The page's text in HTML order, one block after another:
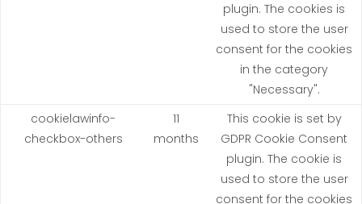
plugin. The cookies is
used to store the user
consent for the cookies
in the category
"Necessary".
cookielawinfo-
checkbox-others
11
months
This cookie is set by
GDPR Cookie Consent
plugin. The cookie is
used to store the user
consent for the cookies